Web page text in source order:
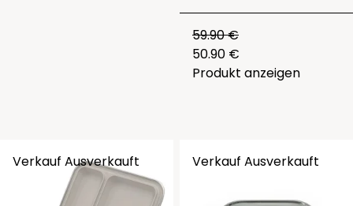
59.90 €
50.90 €
Produkt anzeigen
Verkauf Ausverkauft Verkauf Ausverkauft